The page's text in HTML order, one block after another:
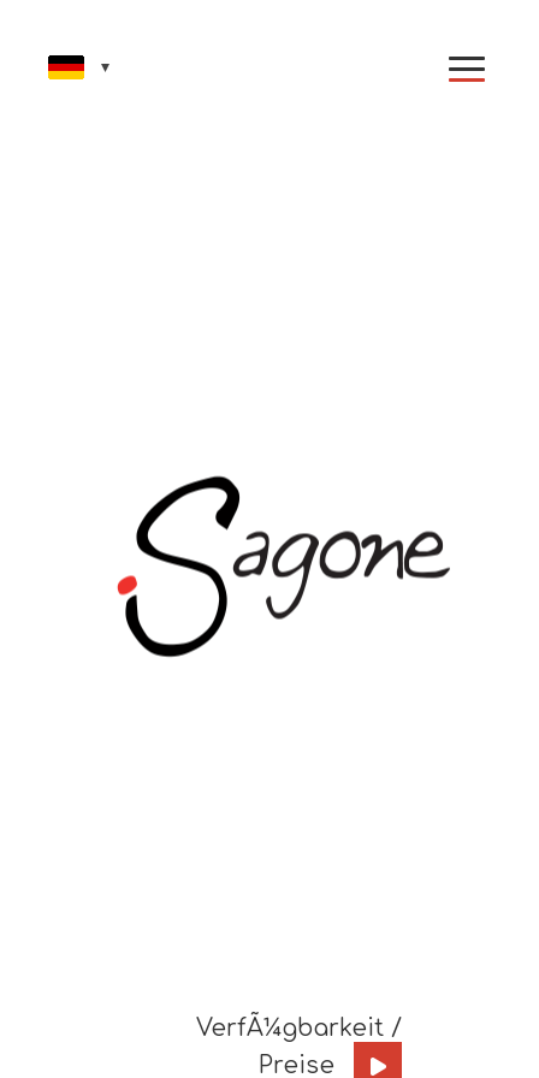
VerfÃ¼gbarkeit /
Preise